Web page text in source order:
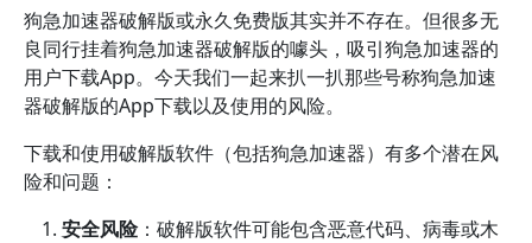
狗急加速器破解版或永久免费版其实并不存在。但很多无
良同行挂着狗急加速器破解版的噱头，吸引狗急加速器的
用户下载App。今天我们一起来扒一扒那些号称狗急加速
器破解版的App下载以及使用的风险。
下载和使用破解版软件（包括狗急加速器）有多个潜在风
险和问题：
安全风险：破解版软件可能包含恶意代码、病毒或木